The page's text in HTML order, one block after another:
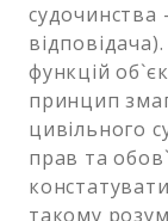
судочинства
функцій
принцип
цивільного
прав та
такому